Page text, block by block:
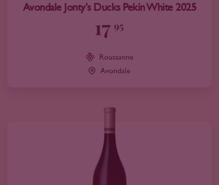
Avondale Jonty's Ducks Pekin White 2025
17 95
Roussanne
Avondale